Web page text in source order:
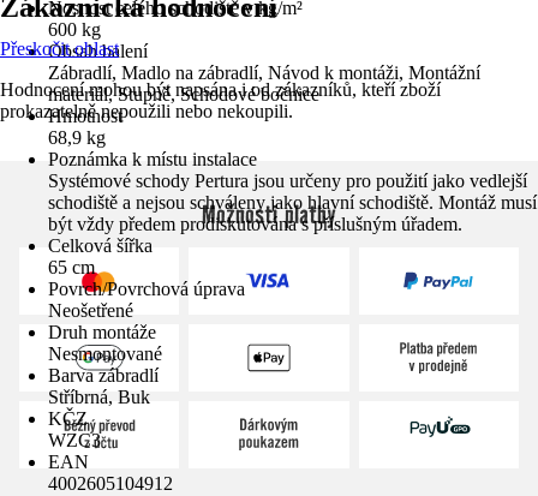
Nosnost celého schodiště v kg/m²
600 kg
Obsah balení
Zábradlí, Madlo na zábradlí, Návod k montáži, Montážní
materiál, Stupně, Schodové bočnice
Hmotnost
68,9 kg
Poznámka k místu instalace
Systémové schody Pertura jsou určeny pro použití jako vedlejší
schodiště a nejsou schváleny jako hlavní schodiště. Montáž musí
být vždy předem prodiskutována s příslušným úřadem.
Celková šířka
65 cm
Povrch/Povrchová úprava
Neošetřené
Druh montáže
Nesmontované
Barva zábradlí
Stříbrná, Buk
KČZ
WZC3
EAN
4002605104912
Zákaznická hodnocení
Přeskočit oblast
Hodnocení mohou být napsána i od zákazníků, kteří zboží
prokazatelně nepoužili nebo nekoupili.
Možnosti platby